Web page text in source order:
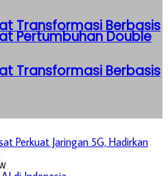
Transformasi Berbasis
Pertumbuhan Double
Transformasi Berbasis